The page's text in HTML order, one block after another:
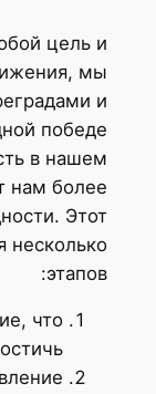
цель и
мы
и
победе
в нашем
нам более
Этот
несколько
этапов:
что